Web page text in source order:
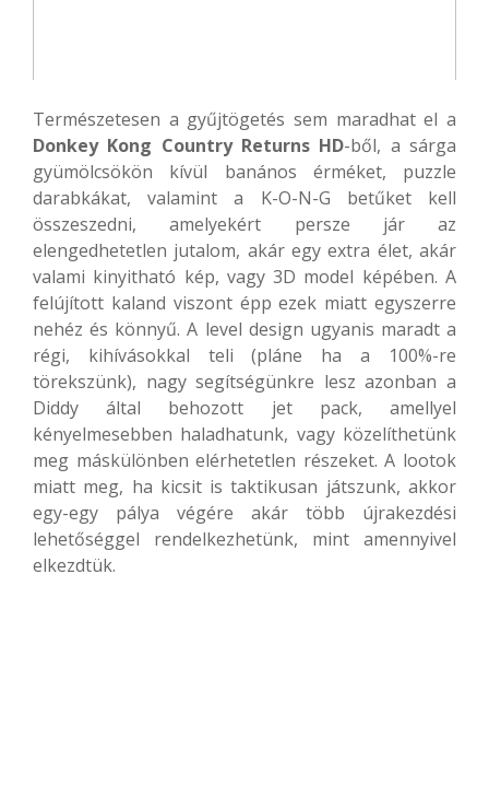
Természetesen a gyűjtögetés sem maradhat el a
Donkey Kong Country Returns HD-ből, a sárga
gyümölcsökön kívül banános érméket, puzzle
darabkákat, valamint a K-O-N-G betűket kell
összeszedni, amelyekért persze jár az
elengedhetetlen jutalom, akár egy extra élet, akár
valami kinyitható kép, vagy 3D model képében. A
felújított kaland viszont épp ezek miatt egyszerre
nehéz és könnyű. A level design ugyanis maradt a
régi, kihívásokkal teli (pláne ha a 100%-re
törekszünk), nagy segítségünkre lesz azonban a
Diddy által behozott jet pack, amellyel
kényelmesebben haladhatunk, vagy közelíthetünk
meg máskülönben elérhetetlen részeket. A lootok
miatt meg, ha kicsit is taktikusan játszunk, akkor
egy-egy pálya végére akár több újrakezdési
lehetőséggel rendelkezhetünk, mint amennyivel
elkezdtük.